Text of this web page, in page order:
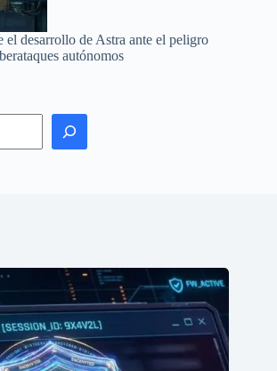
el desarrollo de Astra ante el peligro
autónomos